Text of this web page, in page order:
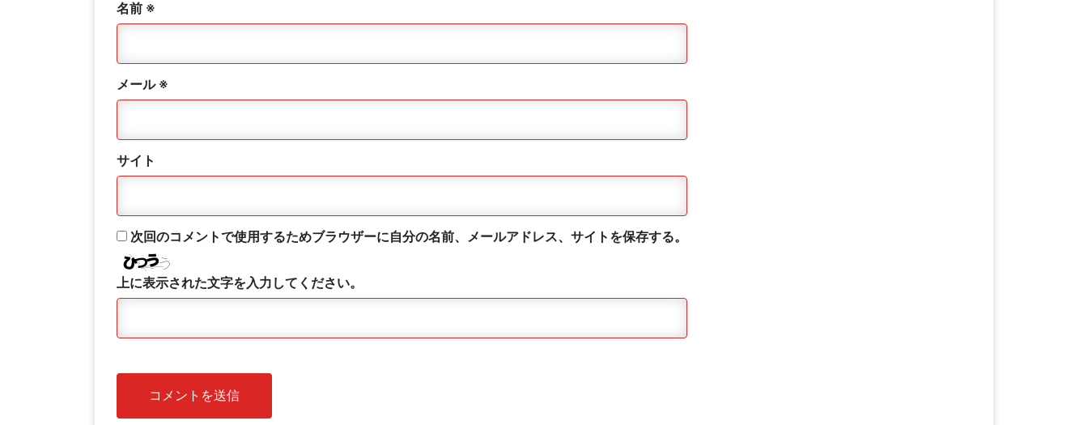
名前 ※
メール ※
サイト
次回のコメントで使用するためブラウザーに自分の名前、メールアドレス、サイトを保存する。
上に表示された文字を入力してください。